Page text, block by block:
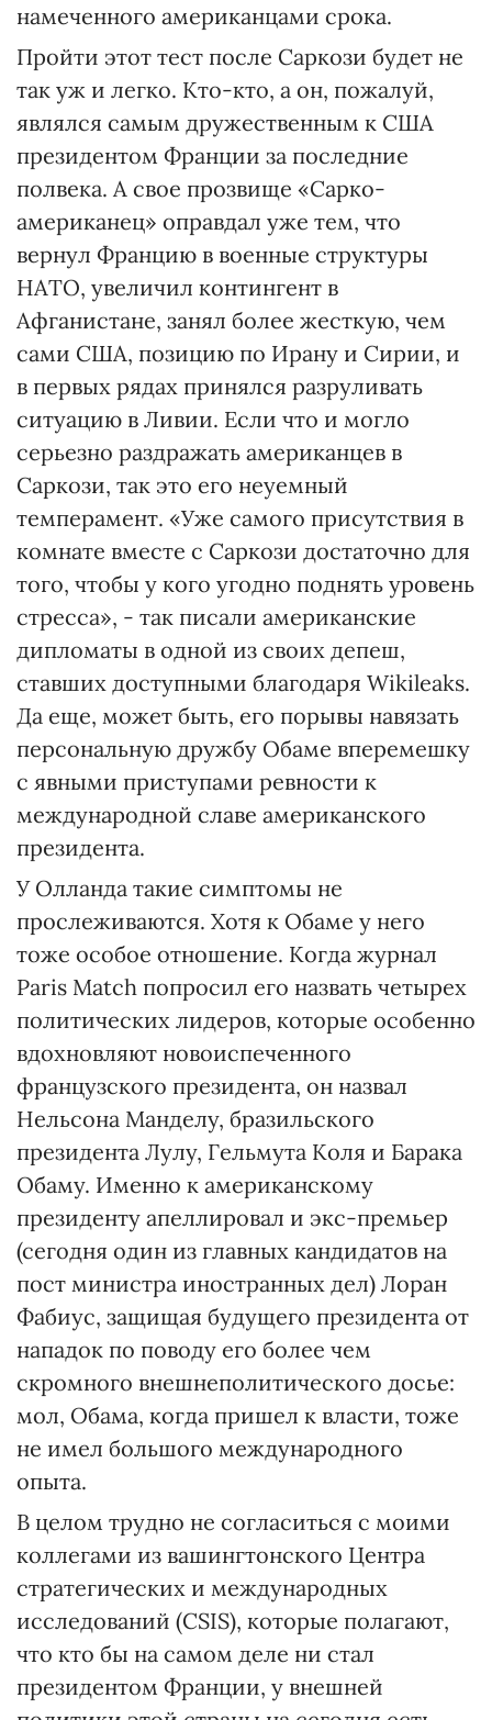
намеченного американцами срока.
Пройти этот тест после Саркози будет не
так уж и легко. Кто-кто, а он, пожалуй,
являлся самым дружественным к США
президентом Франции за последние
полвека. А свое прозвище «Сарко-
американец» оправдал уже тем, что
вернул Францию в военные структуры
НАТО, увеличил контингент в
Афганистане, занял более жесткую, чем
сами США, позицию по Ирану и Сирии, и
в первых рядах принялся разруливать
ситуацию в Ливии. Если что и могло
серьезно раздражать американцев в
Саркози, так это его неуемный
темперамент. «Уже самого присутствия в
комнате вместе с Саркози достаточно для
того, чтобы у кого угодно поднять уровень
стресса», - так писали американские
дипломаты в одной из своих депеш,
ставших доступными благодаря Wikileaks.
Да еще, может быть, его порывы навязать
персональную дружбу Обаме вперемешку
с явными приступами ревности к
международной славе американского
президента.
У Олланда такие симптомы не
прослеживаются. Хотя к Обаме у него
тоже особое отношение. Когда журнал
Paris Match попросил его назвать четырех
политических лидеров, которые особенно
вдохновляют новоиспеченного
французского президента, он назвал
Нельсона Манделу, бразильского
президента Лулу, Гельмута Коля и Барака
Обаму. Именно к американскому
президенту апеллировал и экс-премьер
(сегодня один из главных кандидатов на
пост министра иностранных дел) Лоран
Фабиус, защищая будущего президента от
нападок по поводу его более чем
скромного внешнеполитического досье:
мол, Обама, когда пришел к власти, тоже
не имел большого международного
опыта.
В целом трудно не согласиться с моими
коллегами из вашингтонского Центра
стратегических и международных
исследований (CSIS), которые полагают,
что кто бы на самом деле ни стал
президентом Франции, у внешней